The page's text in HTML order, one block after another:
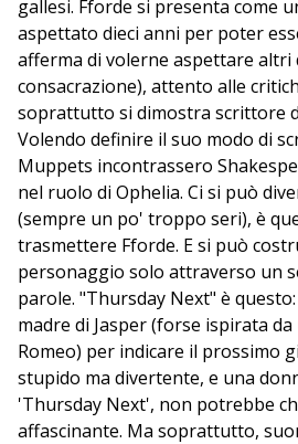
gallesi. Fforde si presenta come
aspettato dieci anni per poter
afferma di volerne aspettare altri
consacrazione), attento alle
soprattutto si dimostra scrittore
Volendo definire il suo modo di
Muppets incontrassero
nel ruolo di Ophelia. Ci si può
(sempre un po' troppo seri), è
trasmettere Fforde. E si può
personaggio solo attraverso un
parole. "Thursday Next" è
madre di Jasper (forse ispirata
Romeo) per indicare il prossimo
stupido ma divertente, e una
'Thursday Next', non potrebbe
affascinante. Ma soprattutto,